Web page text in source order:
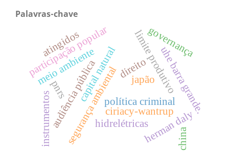
Palavras-chave
ciriacy-wantrup
herman daly
segurança ambiental
limite produtivo
capital natural
meio ambiente
política criminal
japão
audiência pública
participação popular
atingidos
direito
hidrelétricas
uhe barra grande.
pnrs
instrumentos china
governança